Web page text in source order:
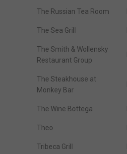
The Russian Tea Room
The Sea Grill
The Smith & Wollensky
Restaurant Group
The Steakhouse at
Monkey Bar
The Wine Bottega
Theo
Tribeca Grill